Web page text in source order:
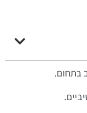
בתחום.